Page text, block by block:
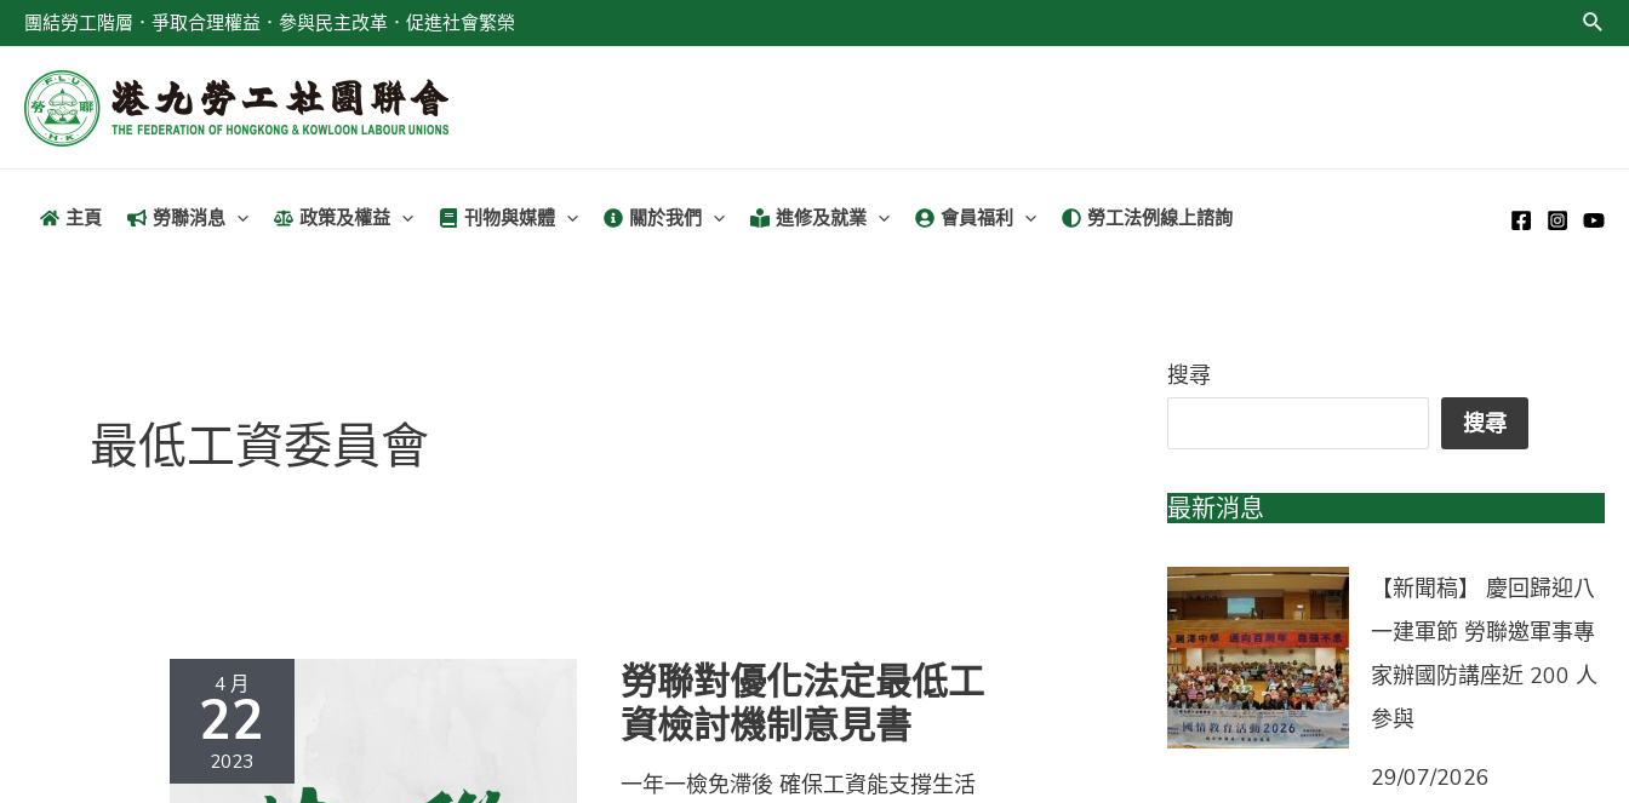
至
團結勞工階層．爭取合理權益．參與民主改革．促進社會繁榮
主頁 勞聯消息 政策及權益 刊物與媒體 關於我們 進修及就業 會員福利 勞工法例線上諮詢
最低工資委員會
4 月
22
2023
勞聯對優化法定最低工
資檢討機制意見書
一年一檢免滯後 確保工資能支撐生活
優
化
法
搜尋
搜尋
最新消息
【新聞稿】 慶回歸迎八
一建軍節 勞聯邀軍事專
家辦國防講座近 200 人
參與
29/07/2026